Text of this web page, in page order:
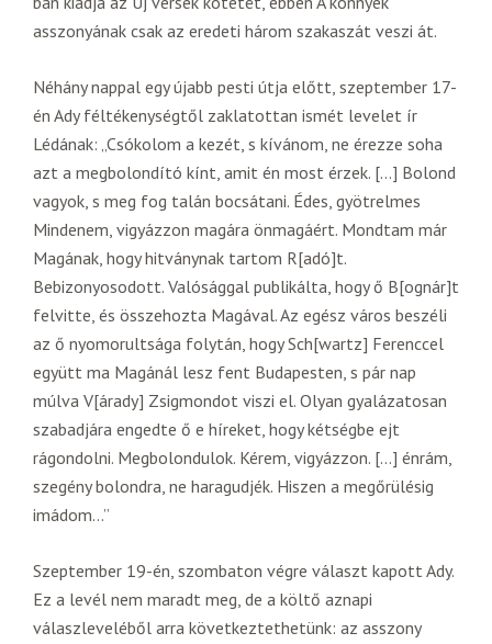
asszonyának csak az eredeti három szakaszát veszi át.
Néhány nappal egy újabb pesti útja előtt, szeptember 17-
én Ady féltékenységtől zaklatottan ismét levelet ír
Lédának: „Csókolom a kezét, s kívánom, ne érezze soha
azt a megbolondító kínt, amit én most érzek. […] Bolond
vagyok, s meg fog talán bocsátani. Édes, gyötrelmes
Mindenem, vigyázzon magára önmagáért. Mondtam már
Magának, hogy hitványnak tartom R[adó]t.
Bebizonyosodott. Valósággal publikálta, hogy ő B[ognár]t
felvitte, és összehozta Magával. Az egész város beszéli
az ő nyomorultsága folytán, hogy Sch[wartz] Ferenccel
együtt ma Magánál lesz fent Budapesten, s pár nap
múlva V[árady] Zsigmondot viszi el. Olyan gyalázatosan
szabadjára engedte ő e híreket, hogy kétségbe ejt
rágondolni. Megbolondulok. Kérem, vigyázzon. […] énrám,
szegény bolondra, ne haragudjék. Hiszen a megőrülésig
imádom…”
Szeptember 19-én, szombaton végre választ kapott Ady.
Ez a levél nem maradt meg, de a költő aznapi
válaszleveléből arra következtethetünk: az asszony